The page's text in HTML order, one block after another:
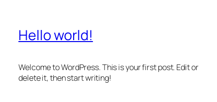
Hello world!
Welcome to WordPress. This is your first post. Edit or
delete it, then start writing!